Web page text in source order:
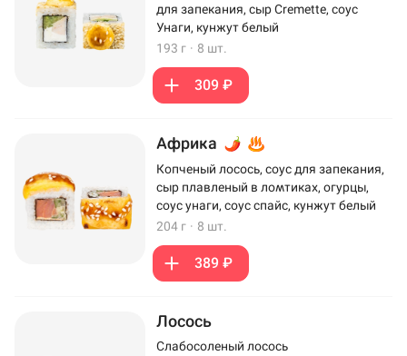
для запекания, сыр Cremette, соус
Унаги, кунжут белый
193 г · 8 шт.
309 ₽
Африка
Копченый лосось, соус для запекания,
сыр плавленый в ломтиках, огурцы,
соус унаги, соус спайс, кунжут белый
204 г · 8 шт.
389 ₽
Лосось
Слабосоленый лосось